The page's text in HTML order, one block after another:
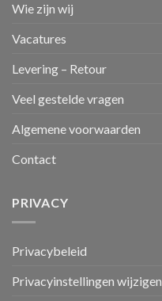
Wie zijn wij
Vacatures
Levering – Retour
Veel gestelde vragen
Algemene voorwaarden
Contact
PRIVACY
Privacybeleid
Privacyinstellingen wijzigen